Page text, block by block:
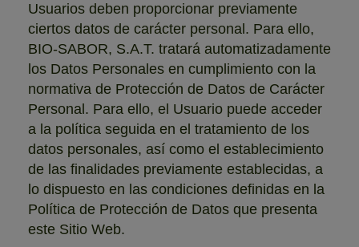
Usuarios deben proporcionar previamente
ciertos datos de carácter personal. Para ello,
BIO-SABOR, S.A.T. tratará automatizadamente
los Datos Personales en cumplimiento con la
normativa de Protección de Datos de Carácter
Personal. Para ello, el Usuario puede acceder
a la política seguida en el tratamiento de los
datos personales, así como el establecimiento
de las finalidades previamente establecidas, a
lo dispuesto en las condiciones definidas en la
Política de Protección de Datos que presenta
este Sitio Web.